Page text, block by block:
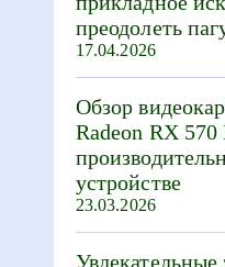
преодолеть
17.04.2026
Обзор
Radeon RX
устройстве
23.03.2026
Увлекательные